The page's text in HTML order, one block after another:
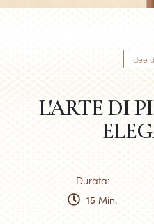
Idee
L'ARTE DI
Durata:
15 Min.